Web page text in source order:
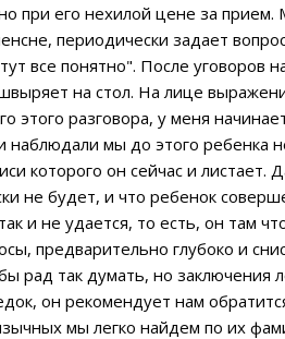
при его нехилой цене за прием.
периодически задает
все понятно". После уговоров
на стол. На лице
разговора, у меня
наблюдали мы до этого ребенка
которого он сейчас и
не будет, и что ребенок
и не удается, то есть, он там
предварительно глубоко и
так думать, но заключения
он рекомендует нам
мы легко найдем по их